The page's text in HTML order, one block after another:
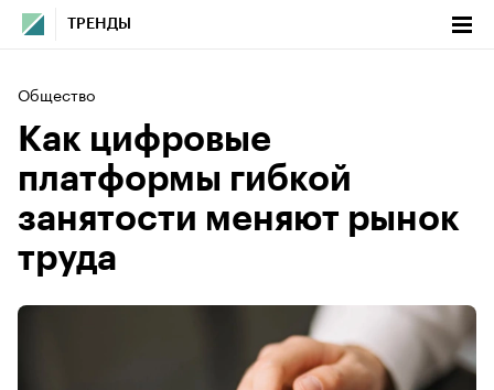
ТРЕНДЫ
Общество
Как цифровые
платформы гибкой
занятости меняют рынок
труда